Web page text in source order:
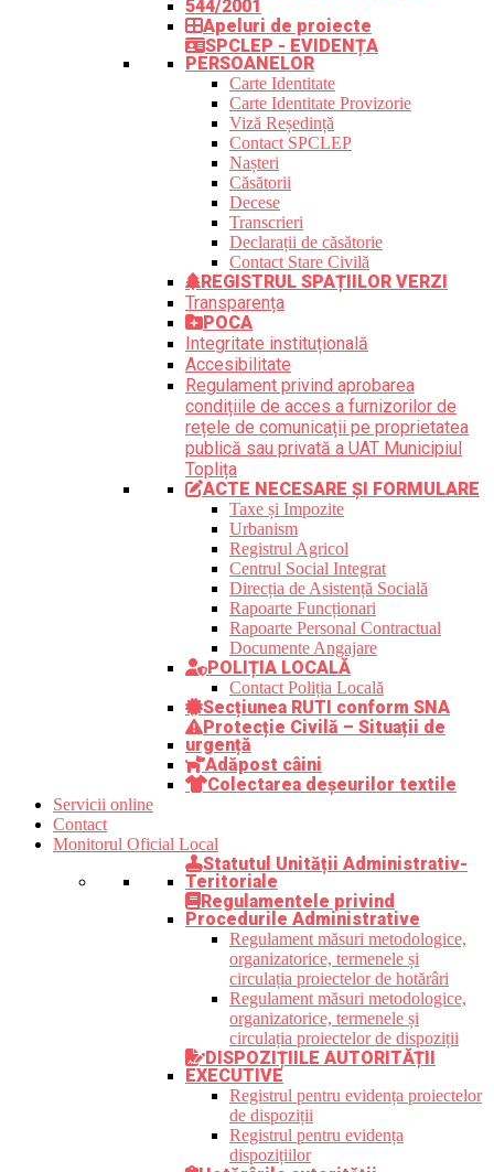
544/2001
Apeluri de proiecte
SPCLEP - EVIDENȚA
PERSOANELOR
Carte Identitate
Carte Identitate Provizorie
Viză Reședință
Contact SPCLEP
Nașteri
Căsătorii
Decese
Transcrieri
Declarații de căsătorie
Contact Stare Civilă
REGISTRUL SPAȚIILOR VERZI
Transparența
POCA
Integritate instituțională
Accesibilitate
Regulament privind aprobarea
condițiile de acces a furnizorilor de
rețele de comunicații pe proprietatea
publică sau privată a UAT Municipiul
Toplița
ACTE NECESARE ȘI FORMULARE
Taxe și Impozite
Urbanism
Registrul Agricol
Centrul Social Integrat
Direcția de Asistență Socială
Rapoarte Funcționari
Rapoarte Personal Contractual
Documente Angajare
POLIȚIA LOCALĂ
Contact Poliția Locală
Secțiunea RUTI conform SNA
Protecție Civilă – Situații de
urgență
Adăpost câini
Colectarea deșeurilor textile
Servicii online
Contact
Monitorul Oficial Local
Statutul Unității Administrativ-
Teritoriale
Regulamentele privind
Procedurile Administrative
Regulament măsuri metodologice,
organizatorice, termenele și
circulația proiectelor de hotărâri
Regulament măsuri metodologice,
organizatorice, termenele și
circulația proiectelor de dispoziții
DISPOZIȚIILE AUTORITĂȚII
EXECUTIVE
Registrul pentru evidența proiectelor
de dispoziții
Registrul pentru evidența
dispozițiilor